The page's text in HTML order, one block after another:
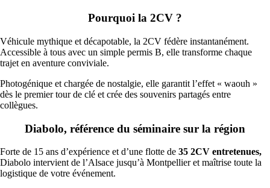
Pourquoi la 2CV ?
Véhicule mythique et décapotable, la 2CV fédère instantanément.
Accessible à tous avec un simple permis B, elle transforme chaque
trajet en aventure conviviale.
Photogénique et chargée de nostalgie, elle garantit l’effet « waouh »
dès le premier tour de clé et crée des souvenirs partagés entre
collègues.
Diabolo, référence du séminaire sur la région
Forte de 15 ans d’expérience et d’une flotte de 35 2CV entretenues,
Diabolo intervient de l’Alsace jusqu’à Montpellier et maîtrise toute la
logistique de votre événement.